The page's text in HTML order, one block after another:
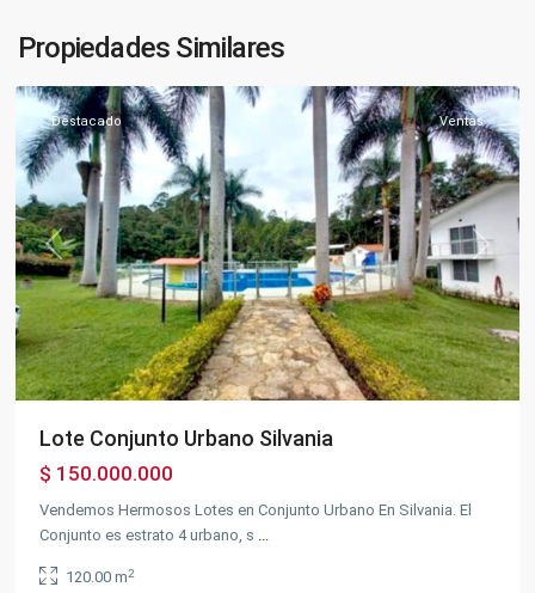
Propiedades Similares
Urbano
Silvania
Previous Next
Destacado Ventas
Lote Conjunto Urbano Silvania
$ 150.000.000
Vendemos Hermosos Lotes en Conjunto Urbano En Silvania. El
Conjunto es estrato 4 urbano, s ...
120.00 m2
Los
Puentes,
Urbano